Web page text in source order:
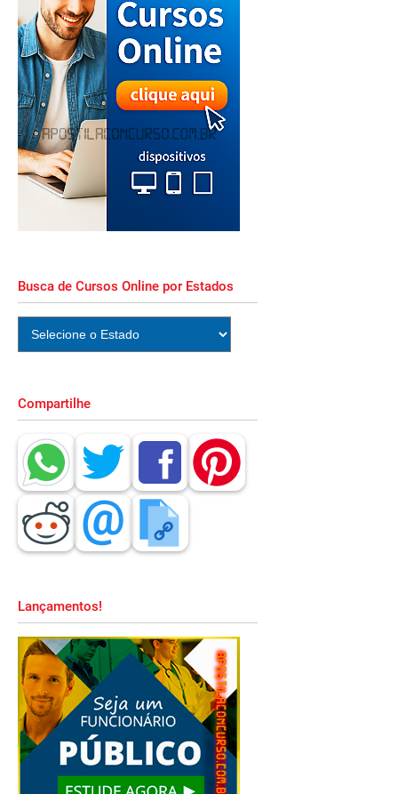
Busca de Cursos Online por Estados
Compartilhe
Lançamentos!